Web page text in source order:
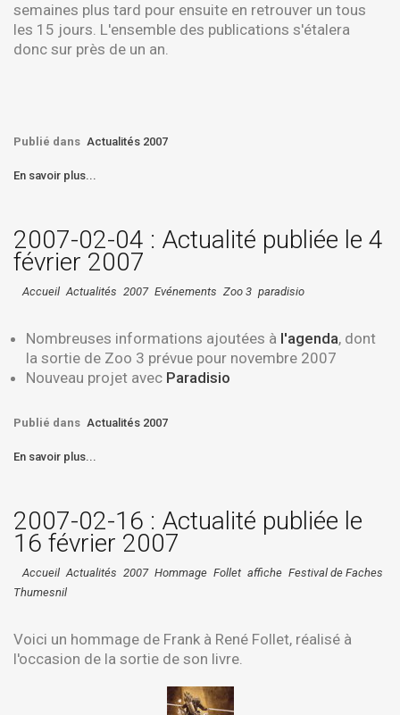
semaines plus tard pour ensuite en retrouver un tous
les 15 jours. L'ensemble des publications s'étalera
donc sur près de un an.
Publié dans Actualités 2007
En savoir plus...
2007-02-04 : Actualité publiée le 4
février 2007
Accueil Actualités 2007 Evénements Zoo 3 paradisio
Nombreuses informations ajoutées à l'agenda, dont
la sortie de Zoo 3 prévue pour novembre 2007
Nouveau projet avec Paradisio
Publié dans Actualités 2007
En savoir plus...
2007-02-16 : Actualité publiée le
16 février 2007
Accueil Actualités 2007 Hommage Follet affiche Festival de Faches
Thumesnil
Voici un hommage de Frank à René Follet, réalisé à
l'occasion de la sortie de son livre.